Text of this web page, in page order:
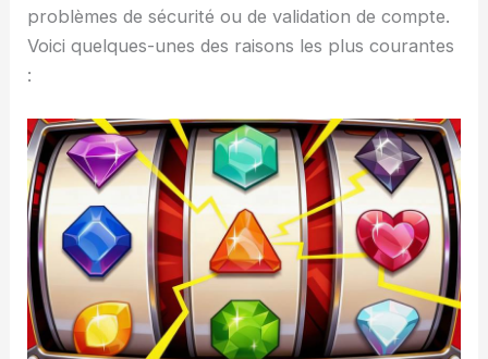
problèmes de sécurité ou de validation de compte.
Voici quelques-unes des raisons les plus courantes
: